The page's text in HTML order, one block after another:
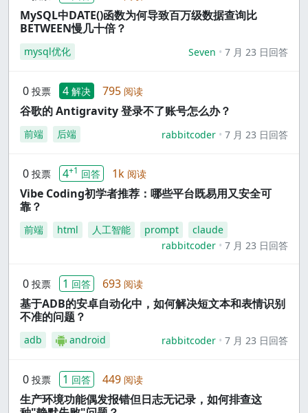
MySQL中DATE()函数为何导致百万级数据查询比
BETWEEN慢几十倍？
mysql优化 Seven 7 月 23 日回答
0 投票 4 解决 795 阅读
谷歌的 Antigravity 登录不了账号怎么办？
前端 后端 rabbitcoder 7 月 23 日回答
0 投票 4+1 回答 1k 阅读
Vibe Coding初学者推荐：哪些平台既易用又安全可
靠？
前端 html 人工智能 prompt
claude
rabbitcoder
7 月 23 日回答
0 投票 1 回答 693 阅读
基于ADB的安卓自动化中，如何解决短文本和表情识别
不准的问题？
adb android rabbitcoder 7 月 23 日回答
0 投票 1 回答 449 阅读
生产环境功能偶发报错但日志无记录，如何排查这